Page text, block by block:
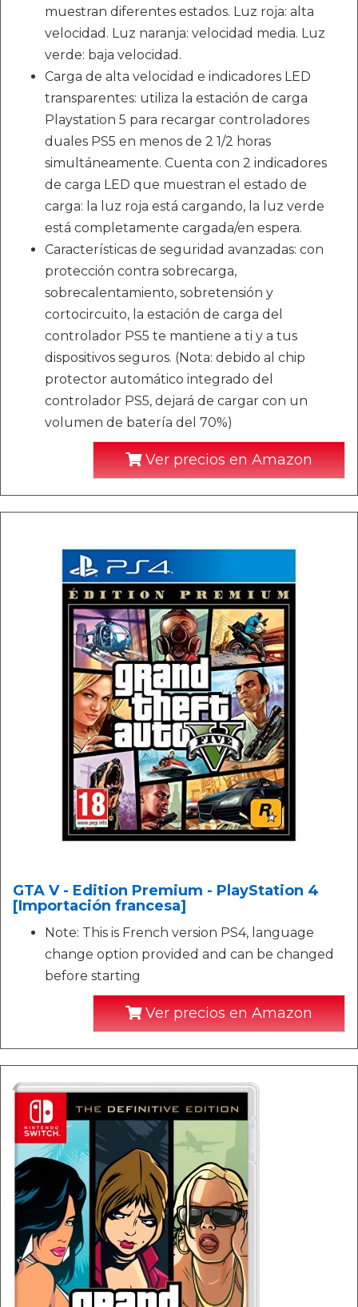
muestran diferentes estados. Luz roja: alta
velocidad. Luz naranja: velocidad media. Luz
verde: baja velocidad.
Carga de alta velocidad e indicadores LED
transparentes: utiliza la estación de carga
Playstation 5 para recargar controladores
duales PS5 en menos de 2 1/2 horas
simultáneamente. Cuenta con 2 indicadores
de carga LED que muestran el estado de
carga: la luz roja está cargando, la luz verde
está completamente cargada/en espera.
Características de seguridad avanzadas: con
protección contra sobrecarga,
sobrecalentamiento, sobretensión y
cortocircuito, la estación de carga del
controlador PS5 te mantiene a ti y a tus
dispositivos seguros. (Nota: debido al chip
protector automático integrado del
controlador PS5, dejará de cargar con un
volumen de batería del 70%)
Ver precios en Amazon
GTA V - Edition Premium - PlayStation 4
[Importación francesa]
Note: This is French version PS4, language
change option provided and can be changed
before starting
Ver precios en Amazon